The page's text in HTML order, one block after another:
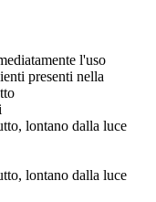
l'uso
presenti nella
lontano dalla luce
lontano dalla luce